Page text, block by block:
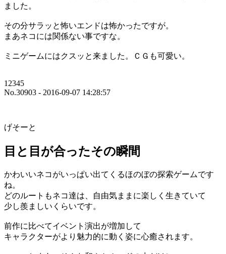
ました。
その分サラッと怖いエンドは怖かったですが。
まあネコには関係ない事ですな。
ミニゲームにはクスッと来ました。ＣＧも可愛い。
12345
No.30903 - 2016-09-07 14:28:57
げそーと
目と目が合ったその瞬間
かわいいネコがいっぱい出てくるほのぼの探索ゲームです
ね。
どのルートもネコ達は、自由気ままに楽しく生きていて
少し羨ましいくらいです。
前作に比べてイベント演出が増加して
キャラクターがより魅力的に動く姿に心癒されます。